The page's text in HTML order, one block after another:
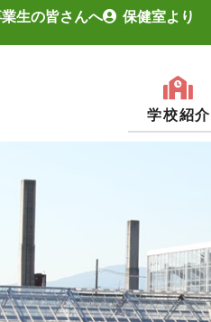
生の皆さんへ 保健室より
学校紹介